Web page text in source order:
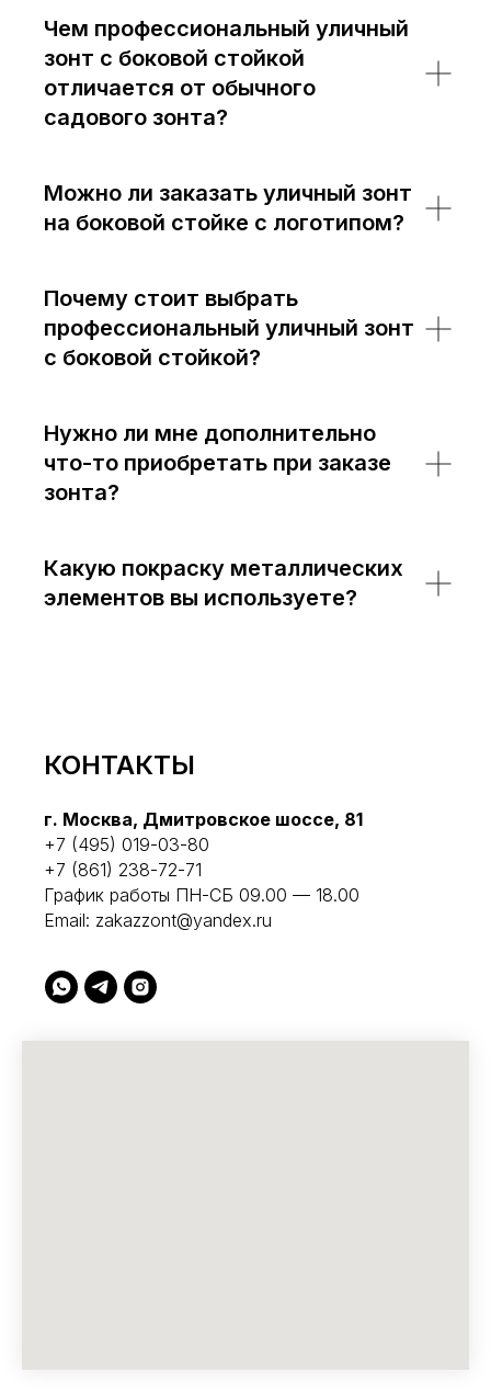
Чем профессиональный уличный
зонт с боковой стойкой
отличается от обычного
садового зонта?
Можно ли заказать уличный зонт
на боковой стойке с логотипом?
Почему стоит выбрать
профессиональный уличный зонт
с боковой стойкой?
Нужно ли мне дополнительно
что-то приобретать при заказе
зонта?
Какую покраску металлических
элементов вы используете?
КОНТАКТЫ
г. Москва, Дмитровское шоссе, 81
+7 (495) 019-03-80
+7 (861) 238-72-71
График работы ПН-СБ 09.00 — 18.00
Email: zakazzont@yandex.ru